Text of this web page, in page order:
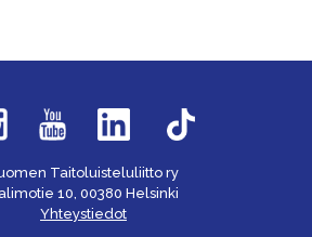
Taitoluisteluliitto ry
10, 00380 Helsinki
Yhteystiedot